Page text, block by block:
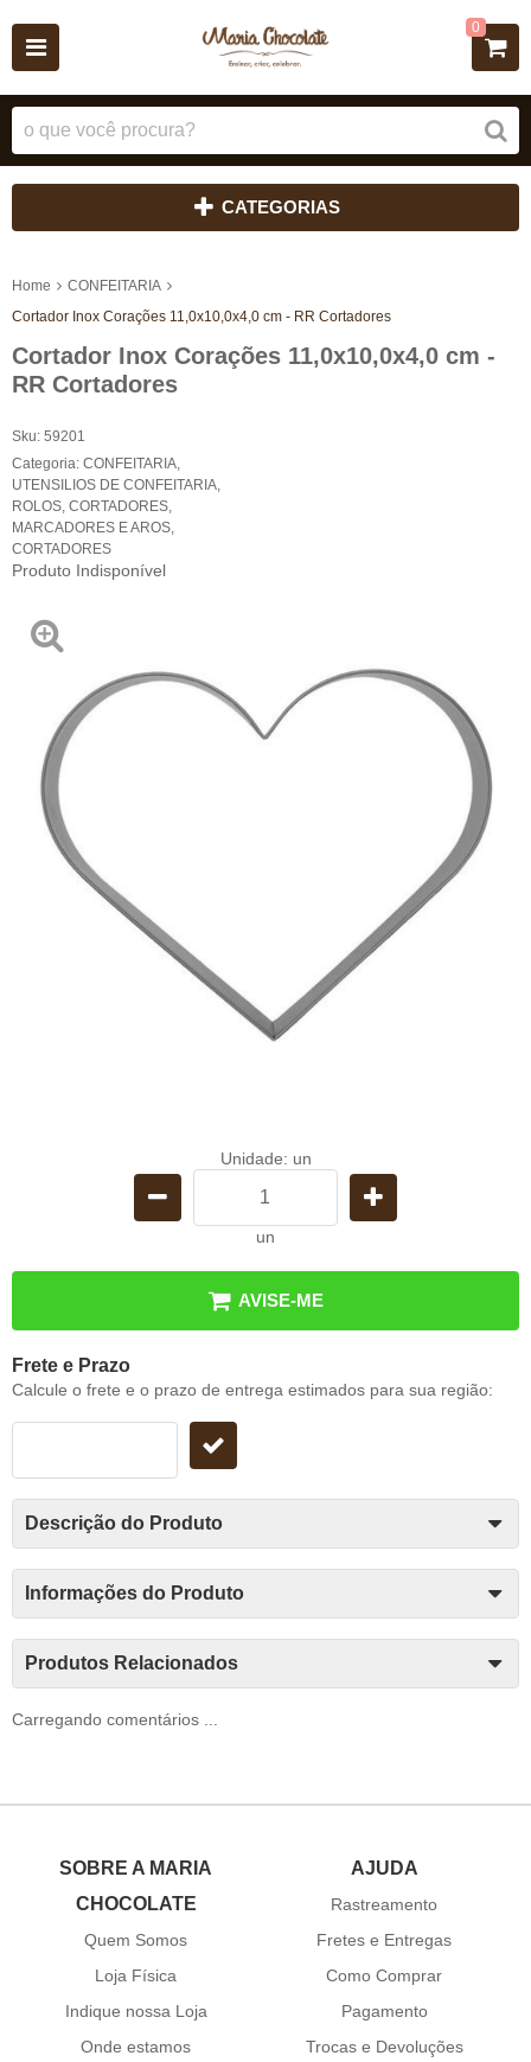
0
CATEGORIAS
Home
CONFEITARIA
Cortador Inox Corações 11,0x10,0x4,0 cm - RR Cortadores
Cortador Inox Corações 11,0x10,0x4,0 cm -
RR Cortadores
Sku: 59201
Categoria: CONFEITARIA
UTENSILIOS DE CONFEITARIA
ROLOS, CORTADORES,
MARCADORES E AROS
CORTADORES
Produto Indisponível
Unidade: un
un
AVISE-ME
Frete e Prazo
Calcule o frete e o prazo de entrega estimados para sua região:
Descrição do Produto
Informações do Produto
Produtos Relacionados
Carregando comentários ...
SOBRE A MARIA
CHOCOLATE
Quem Somos
Loja Física
Indique nossa Loja
Onde estamos
AJUDA
Rastreamento
Fretes e Entregas
Como Comprar
Pagamento
Trocas e Devoluções